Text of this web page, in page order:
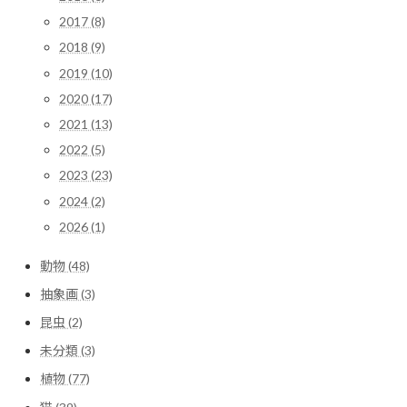
2017 (8)
2018 (9)
2019 (10)
2020 (17)
2021 (13)
2022 (5)
2023 (23)
2024 (2)
2026 (1)
動物 (48)
抽象画 (3)
昆虫 (2)
未分類 (3)
植物 (77)